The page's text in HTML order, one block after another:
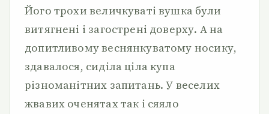
Його трохи величкуваті вушка були
витягнені і загострені доверху. А на
допитливому веснянкуватому носику,
здавалося, сиділа ціла купа
різноманітних запитань. У веселих
жвавих оченятах так і сяяло